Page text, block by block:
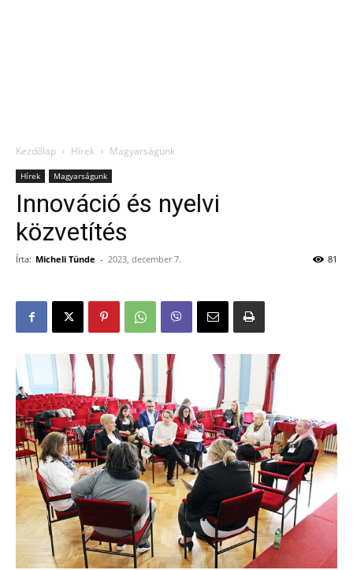
Kezdőlap Hírek Magyarságunk
Hírek Magyarságunk
Innováció és nyelvi
közvetítés
Írta: Micheli Tünde - 2023, december 7. 81